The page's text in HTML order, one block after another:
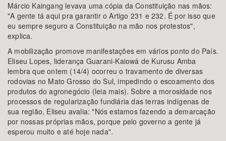
Márcio Kaingang levava uma cópia da Constituição nas mãos:
"A gente tá aqui pra garantir o Artigo 231 e 232. É por isso que
eu sempre seguro a Constituição na mão nos protestos",
explica.
A mobilização promove manifestações em vários ponto do País.
Eliseu Lopes, liderança Guarani-Kaiowá de Kurusu Amba
lembra que ontem (14/4) ocorreu o travamento de diversas
rodovias no Mato Grosso do Sul, impedindo o escoamento dos
produtos do agronegócio (leia mais). Sobre a morosidade nos
processos de regularização fundiária das terras indígenas de
sua região, Eliseu avalia: "Nós estamos fazendo a demarcação
por nossas próprias mãos, porque pelo governo a gente já
esperou muito e até hoje nada".